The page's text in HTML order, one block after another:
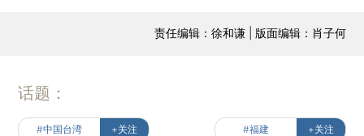
责任编辑：徐和谦 | 版面编辑：肖子何
话题：
#中国台湾 +关注 #福建 +关注